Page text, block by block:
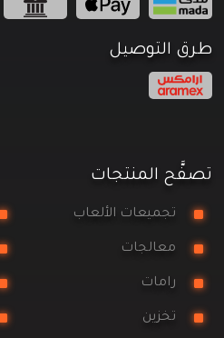
طرق التوصيل
تصفَّح المنتجات
تجميعات الألعاب
معالجات
رامات
تخزين